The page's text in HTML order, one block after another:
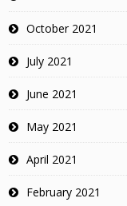
October 2021
July 2021
June 2021
May 2021
April 2021
February 2021